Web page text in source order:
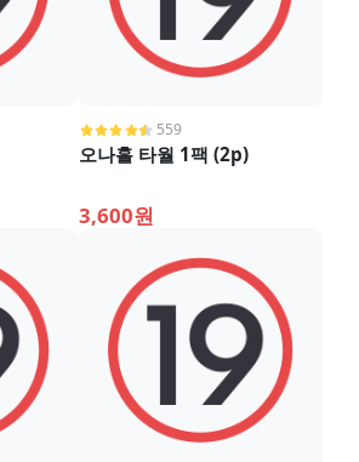
559
오나홀 타월 1팩 (2p)
3,600원